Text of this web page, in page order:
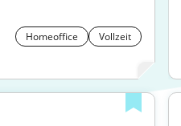
Homeoffice Vollzeit